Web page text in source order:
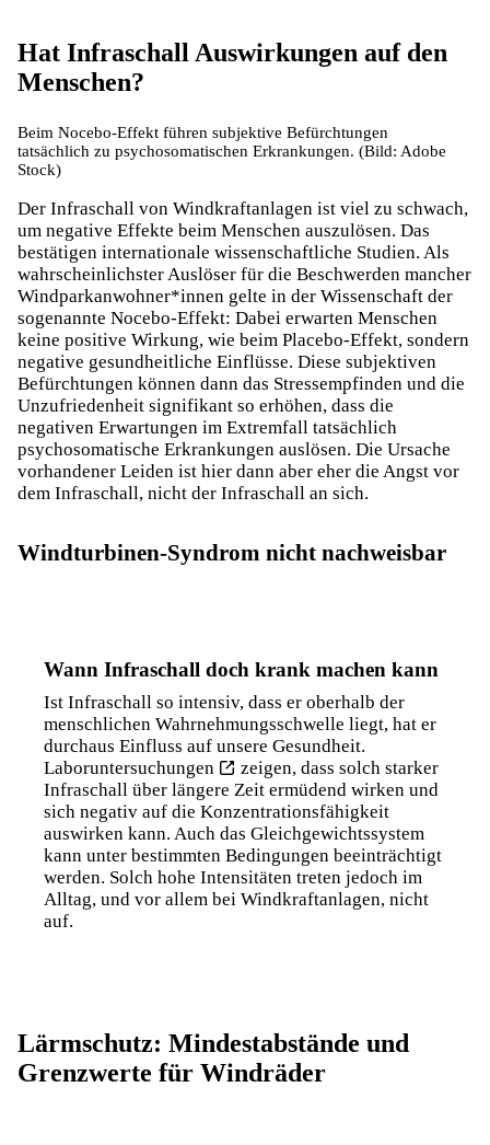
Hat Infraschall Auswirkungen auf den
Menschen?
Beim Nocebo-Effekt führen subjektive Befürchtungen
tatsächlich zu psychosomatischen Erkrankungen. (Bild: Adobe
Stock)
Der Infraschall von Windkraftanlagen ist viel zu schwach,
um negative Effekte beim Menschen auszulösen. Das
bestätigen internationale wissenschaftliche Studien. Als
wahrscheinlichster Auslöser für die Beschwerden mancher
Windparkanwohner*innen gelte in der Wissenschaft der
sogenannte Nocebo-Effekt: Dabei erwarten Menschen
keine positive Wirkung, wie beim Placebo-Effekt, sondern
negative gesundheitliche Einflüsse. Diese subjektiven
Befürchtungen können dann das Stressempfinden und die
Unzufriedenheit signifikant so erhöhen, dass die
negativen Erwartungen im Extremfall tatsächlich
psychosomatische Erkrankungen auslösen. Die Ursache
vorhandener Leiden ist hier dann aber eher die Angst vor
dem Infraschall, nicht der Infraschall an sich.
Windturbinen-Syndrom nicht nachweisbar
Wann Infraschall doch krank machen kann
Ist Infraschall so intensiv, dass er oberhalb der
menschlichen Wahrnehmungsschwelle liegt, hat er
durchaus Einfluss auf unsere Gesundheit.
Laboruntersuchungen
zeigen, dass solch starker
Infraschall über längere Zeit ermüdend wirken und
sich negativ auf die Konzentrationsfähigkeit
auswirken kann. Auch das Gleichgewichtssystem
kann unter bestimmten Bedingungen beeinträchtigt
werden. Solch hohe Intensitäten treten jedoch im
Alltag, und vor allem bei Windkraftanlagen, nicht
auf.
Lärmschutz: Mindestabstände und
Grenzwerte für Windräder